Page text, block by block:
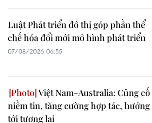
Luật Phát triển đô thị góp phần thể
chế hóa đổi mới mô hình phát triển
07/08/2026 06:55
Việt Nam-Australia: Củng cố
niềm tin, tăng cường hợp tác, hướng
tới tương lai